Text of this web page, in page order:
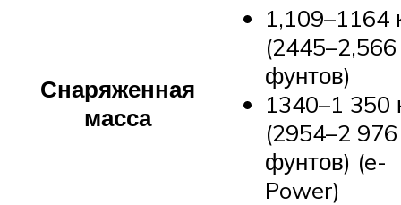
Снаряженная
масса
1,109–1164
(2445–2,566
фунтов)
1340–1 350
(2954–2 976
фунтов) (e-
Power)